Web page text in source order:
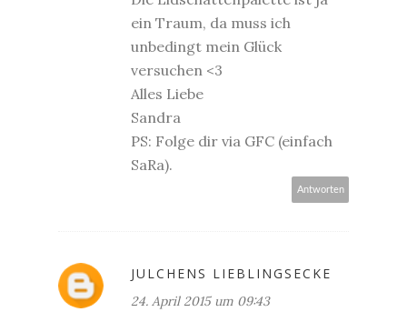
ein Traum, da muss ich
unbedingt mein Glück
versuchen <3
Alles Liebe
Sandra
PS: Folge dir via GFC (einfach
SaRa).
Antworten
JULCHENS LIEBLINGSECKE
24. April 2015 um 09:43